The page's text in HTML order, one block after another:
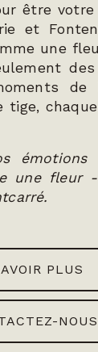
être
et
une
de
tige,
une fleur
PLUS
NOUS